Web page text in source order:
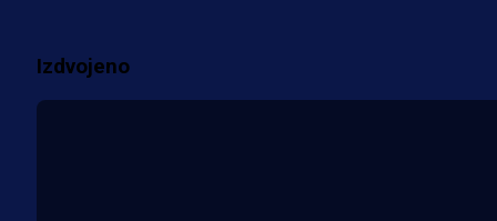
Više vijesti
Izdvojeno